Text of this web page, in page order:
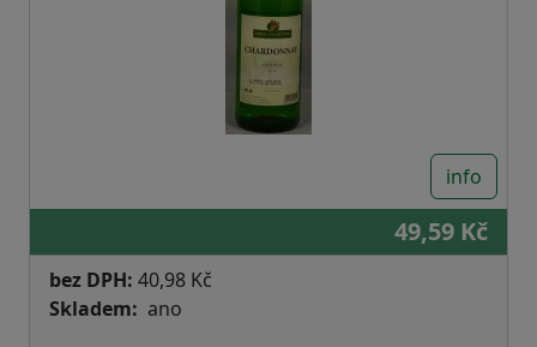
info
49,59 Kč
bez DPH: 40,98 Kč
Skladem
ano